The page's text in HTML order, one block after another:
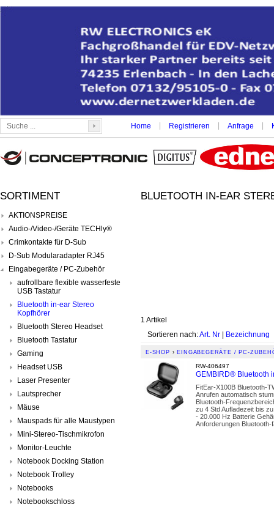
Home Registrieren Anfrage
SORTIMENT
AKTIONSPREISE
Audio-/Video-/Geräte TECHly®
Crimkontakte für D-Sub
D-Sub Modularadapter RJ45
Eingabegeräte / PC-Zubehör
aufrollbare flexible wasserfeste
USB Tastatur
Bluetooth in-ear Stereo
Kopfhörer
Bluetooth Stereo Headset
Bluetooth Tastatur
Gaming
Headset USB
Laser Presenter
Lautsprecher
Mäuse
Mauspads für alle Maustypen
Mini-Stereo-Tischmikrofon
Monitor-Leuchte
Notebook Docking Station
Notebook Trolley
Notebooks
Notebookschloss
BLUETOOTH IN-EAR
1 Artikel
Sortieren nach:Art. Nr | Bezeichnung
E-SHOP › EINGABEGERÄTE / PC-
RW-406497
GEMBIRD® Bluetooth
FitEar-X100B Bluetooth-
Anrufen automatisch
Bluetooth-
zu 4 Std Aufladezeit bis
- 20.000 Hz Batterie
Anforderungen